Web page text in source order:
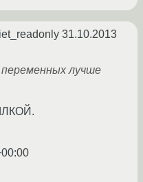
31.10.2013
лучше